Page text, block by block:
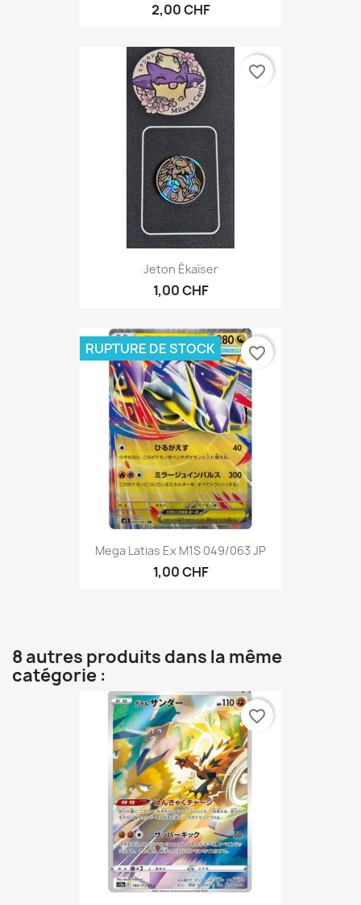
2,00 CHF
Jeton Ékaïser
1,00 CHF
favorite_border
Mega Latias Ex M1S 049/063 JP
1,00 CHF
RUPTURE DE STOCK favorite_border
8 autres produits dans la même
catégorie :
favorite_border